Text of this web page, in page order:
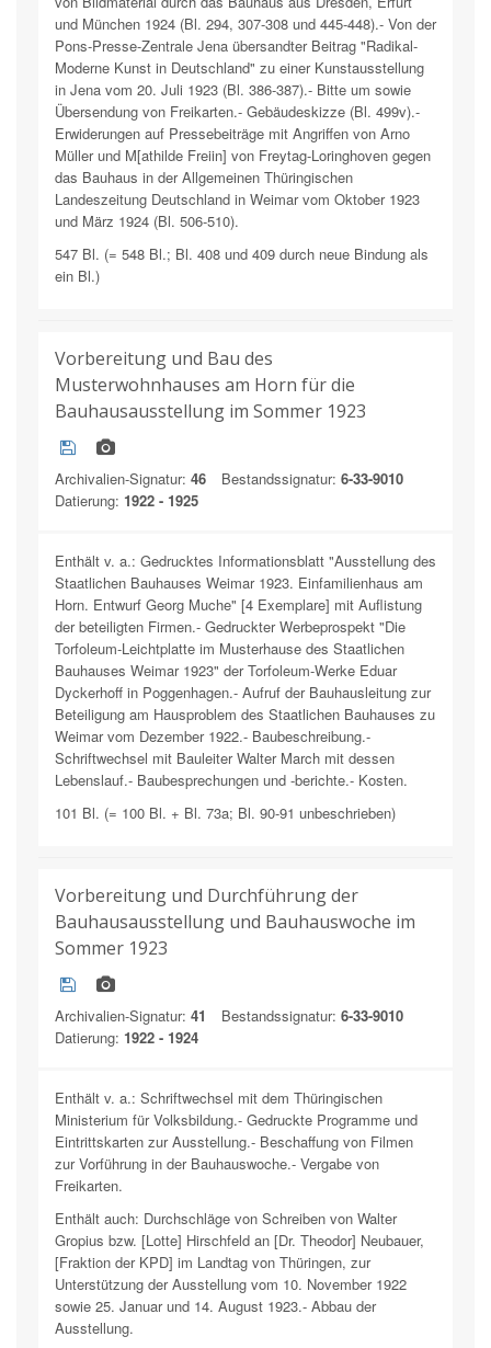
und München 1924 (Bl. 294, 307-308 und 445-448).- Von der
Pons-Presse-Zentrale Jena übersandter Beitrag "Radikal-
Moderne Kunst in Deutschland" zu einer Kunstausstellung
in Jena vom 20. Juli 1923 (Bl. 386-387).- Bitte um sowie
Übersendung von Freikarten.- Gebäudeskizze (Bl. 499v).-
Erwiderungen auf Pressebeiträge mit Angriffen von Arno
Müller und M[athilde Freiin] von Freytag-Loringhoven gegen
das Bauhaus in der Allgemeinen Thüringischen
Landeszeitung Deutschland in Weimar vom Oktober 1923
und März 1924 (Bl. 506-510).
547 Bl. (= 548 Bl.; Bl. 408 und 409 durch neue Bindung als
ein Bl.)
Vorbereitung und Bau des
Musterwohnhauses am Horn für die
Bauhausausstellung im Sommer 1923
Archivalien-Signatur: 46 Bestandssignatur: 6-33-9010
Datierung: 1922 - 1925
Enthält v. a.: Gedrucktes Informationsblatt "Ausstellung des
Staatlichen Bauhauses Weimar 1923. Einfamilienhaus am
Horn. Entwurf Georg Muche" [4 Exemplare] mit Auflistung
der beteiligten Firmen.- Gedruckter Werbeprospekt "Die
Torfoleum-Leichtplatte im Musterhause des Staatlichen
Bauhauses Weimar 1923" der Torfoleum-Werke Eduar
Dyckerhoff in Poggenhagen.- Aufruf der Bauhausleitung zur
Beteiligung am Hausproblem des Staatlichen Bauhauses zu
Weimar vom Dezember 1922.- Baubeschreibung.-
Schriftwechsel mit Bauleiter Walter March mit dessen
Lebenslauf.- Baubesprechungen und -berichte.- Kosten.
101 Bl. (= 100 Bl. + Bl. 73a; Bl. 90-91 unbeschrieben)
Vorbereitung und Durchführung der
Bauhausausstellung und Bauhauswoche im
Sommer 1923
Archivalien-Signatur: 41 Bestandssignatur: 6-33-9010
Datierung: 1922 - 1924
Enthält v. a.: Schriftwechsel mit dem Thüringischen
Ministerium für Volksbildung.- Gedruckte Programme und
Eintrittskarten zur Ausstellung.- Beschaffung von Filmen
zur Vorführung in der Bauhauswoche.- Vergabe von
Freikarten.
Enthält auch: Durchschläge von Schreiben von Walter
Gropius bzw. [Lotte] Hirschfeld an [Dr. Theodor] Neubauer,
[Fraktion der KPD] im Landtag von Thüringen, zur
Unterstützung der Ausstellung vom 10. November 1922
sowie 25. Januar und 14. August 1923.- Abbau der
Ausstellung.